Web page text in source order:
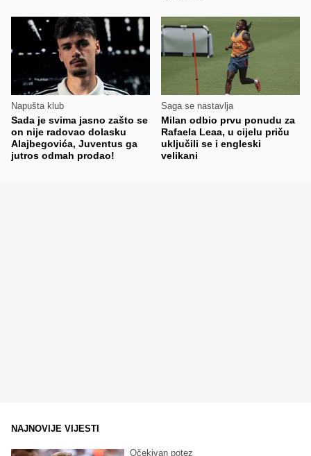
Napušta klub
Sada je svima jasno zašto se
on nije radovao dolasku
Alajbegovića, Juventus ga
jutros odmah prodao!
Saga se nastavlja
Milan odbio prvu ponudu za
Rafaela Leaa, u cijelu priču
uključili se i engleski
velikani
NAJNOVIJE VIJESTI
Očekivan potez